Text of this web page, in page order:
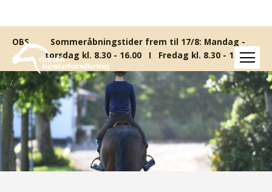
Sommeråbningstider frem til 17/8: Mandag -
torsdag kl. 8.30 - 16.00 I Fredag kl. 8.30 - 15.00